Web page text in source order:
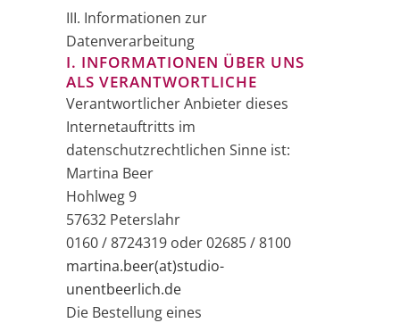
III. Informationen zur
Datenverarbeitung
I. INFORMATIONEN ÜBER UNS
ALS VERANTWORTLICHE
Verantwortlicher Anbieter dieses
Internetauftritts im
datenschutzrechtlichen Sinne ist:
Martina Beer
Hohlweg 9
57632 Peterslahr
0160 / 8724319 oder 02685 / 8100
martina.beer(at)studio-
unentbeerlich.de
Die Bestellung eines